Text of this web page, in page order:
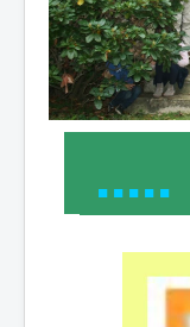
.....